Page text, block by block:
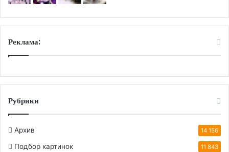
Реклама:
Рубрики
Архив 14 156
Подбор картинок 11 843